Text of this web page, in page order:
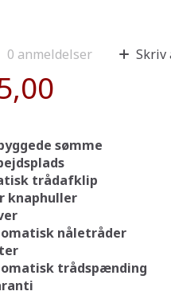
0 anmeldelser Skriv
sømme
trådafklip
knaphuller
nåletråder
trådspænding